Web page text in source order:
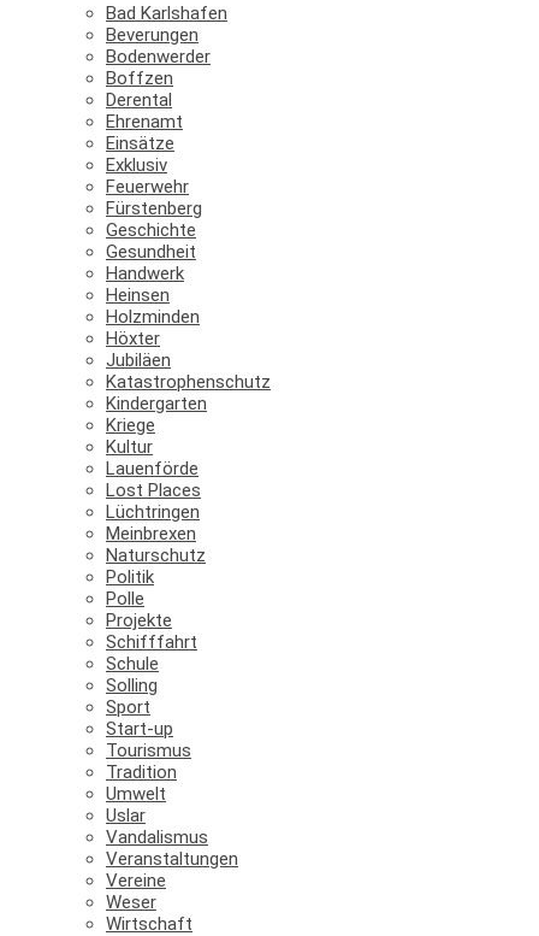
Bad Karlshafen
Beverungen
Bodenwerder
Boffzen
Derental
Ehrenamt
Einsätze
Exklusiv
Feuerwehr
Fürstenberg
Geschichte
Gesundheit
Handwerk
Heinsen
Holzminden
Höxter
Jubiläen
Katastrophenschutz
Kindergarten
Kriege
Kultur
Lauenförde
Lost Places
Lüchtringen
Meinbrexen
Naturschutz
Politik
Polle
Projekte
Schifffahrt
Schule
Solling
Sport
Start-up
Tourismus
Tradition
Umwelt
Uslar
Vandalismus
Veranstaltungen
Vereine
Weser
Wirtschaft